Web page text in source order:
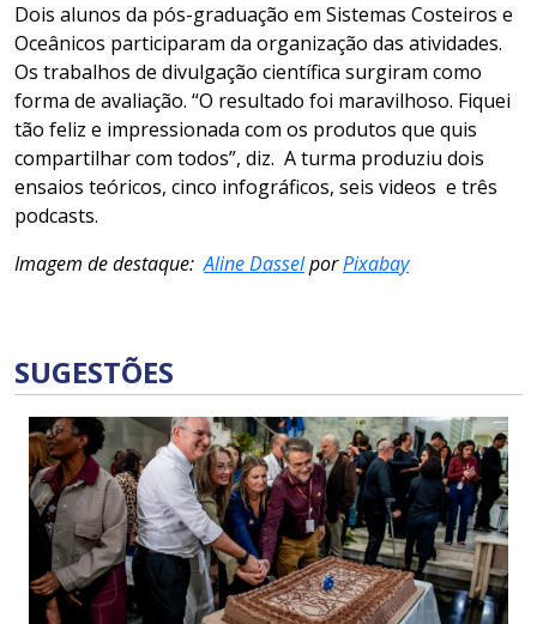
Dois alunos da pós-graduação em Sistemas Costeiros e
Oceânicos participaram da organização das atividades.
Os trabalhos de divulgação científica surgiram como
forma de avaliação. “O resultado foi maravilhoso. Fiquei
tão feliz e impressionada com os produtos que quis
compartilhar com todos”, diz. Aturma produziu dois
ensaios teóricos, cinco infográficos, seis videos e três
podcasts.
Imagem de destaque:Aline DasselporPixabay
SUGESTÕES